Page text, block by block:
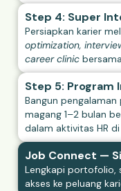
Step 4: Super
Persiapkan karier
optimization,
career clinic
Step 5: Program
Bangun
magang 1–2 bulan
dalam aktivitas HR
Job Connect —
Lengkapi portofolio,
akses ke peluang